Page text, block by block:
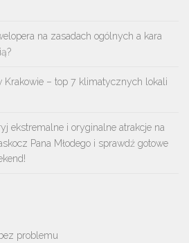
na zasadach ogólnych a kara
Krakowie – top 7 klimatycznych lokali
ekstremalne i oryginalne atrakcje na
Pana Młodego i sprawdź gotowe
problemu